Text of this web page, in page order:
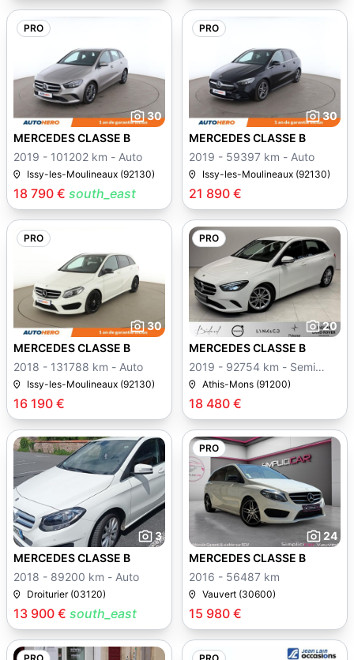
PRO
30
18 790 € south_east
MERCEDES CLASSE B
2019 - 101202 km - Auto
Issy-les-Moulineaux (92130)
PRO
30
21 890 €
MERCEDES CLASSE B
2019 - 59397 km - Auto
Issy-les-Moulineaux (92130)
PRO
30
16 190 €
MERCEDES CLASSE B
2018 - 131788 km - Auto
Issy-les-Moulineaux (92130)
PRO
20
18 480 €
MERCEDES CLASSE B
2019 - 92754 km - Semi
autoAthis-Mons (91200)
3
13 900 € south_east
MERCEDES CLASSE B
2018 - 89200 km - Auto
Droiturier (03120)
PRO
24
15 980 €
MERCEDES CLASSE B
2016 - 56487 km
Vauvert (30600)